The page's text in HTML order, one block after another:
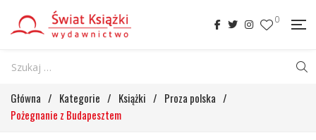
0
Główna / Kategorie / Książki / Proza polska /
Pożegnanie z Budapesztem